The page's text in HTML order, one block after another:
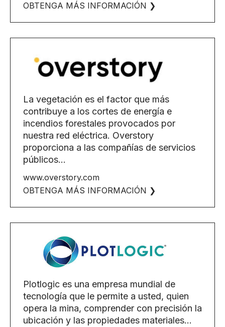
OBTENGA MÁS INFORMACIÓN ❯
La vegetación es el factor que más
contribuye a los cortes de energía e
incendios forestales provocados por
nuestra red eléctrica. Overstory
proporciona a las compañías de servicios
públicos...
www.overstory.com
OBTENGA MÁS INFORMACIÓN ❯
Plotlogic es una empresa mundial de
tecnología que le permite a usted, quien
opera la mina, comprender con precisión la
ubicación y las propiedades materiales...